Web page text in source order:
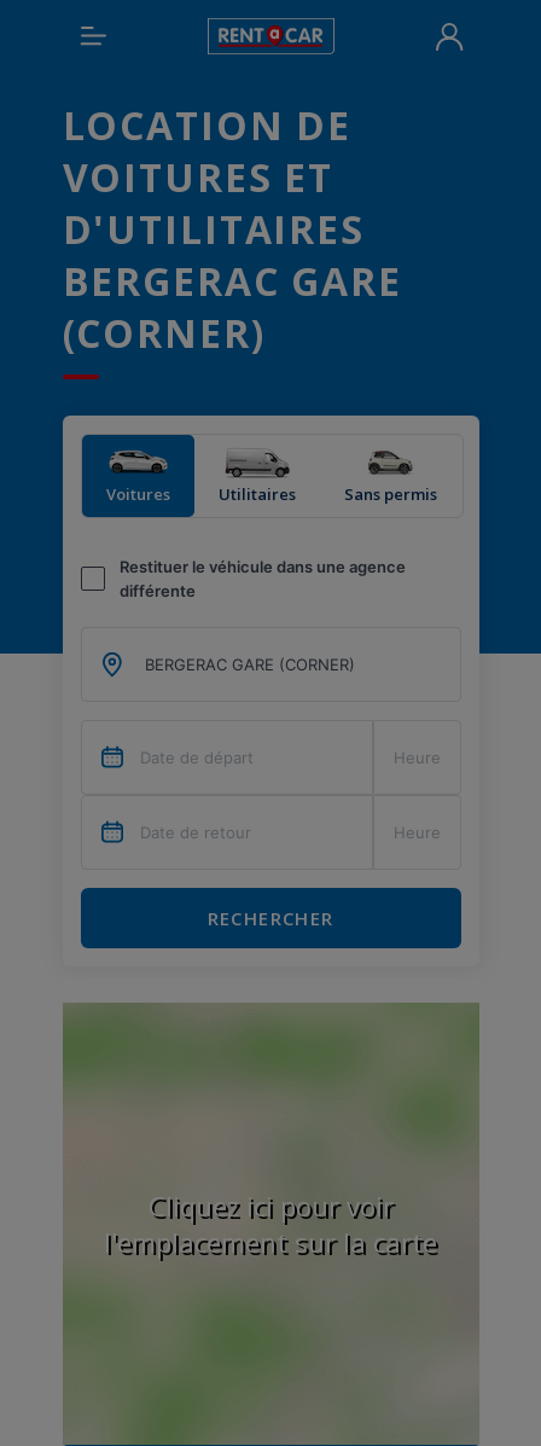
LOCATION DE
VOITURES ET
D'UTILITAIRES
BERGERAC GARE
(CORNER)
Voitures Utilitaires Sans permis
Restituer le véhicule dans une agence
différente
RECHERCHER
Cliquez ici pour voir
l'emplacement sur la carte